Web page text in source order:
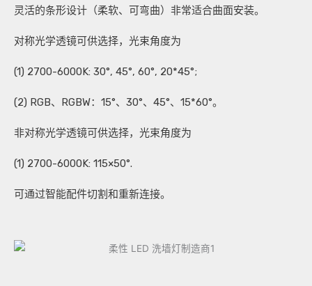
灵活的条形设计（柔软、可弯曲）非常适合曲面安装。
对称光学透镜可供选择，光束角度为
(1) 2700-6000K: 30°, 45°, 60°, 20*45°;
(2) RGB、RGBW：15°、30°、45°、15*60°。
非对称光学透镜可供选择，光束角度为
(1) 2700-6000K: 115×50°.
可通过智能配件切割和重新连接。